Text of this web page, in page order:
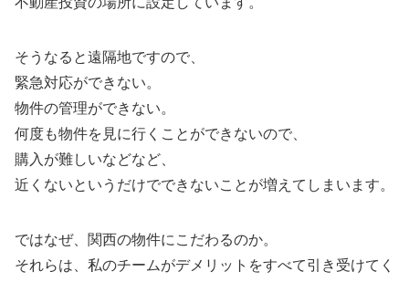
そうなると遠隔地ですので、
緊急対応ができない。
物件の管理ができない。
何度も物件を見に行くことができないので、
購入が難しいなどなど、
近くないというだけでできないことが増えてしまいます。
ではなぜ、関西の物件にこだわるのか。
それらは、私のチームがデメリットをすべて引き受けてく